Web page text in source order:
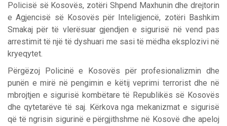
Policisë së Kosovës, zotëri Shpend Maxhunin dhe drejtorin
e Agjencisë së Kosovës për Inteligjencë, zotëri Bashkim
Smakaj për të vlerësuar gjendjen e sigurisë në vend pas
arrestimit të një të dyshuari me sasi të mëdha eksplozivi në
kryeqytet.
Përgëzoj Policinë e Kosovës për profesionalizmin dhe
punën e mirë në pengimin e këtij veprimi terrorist dhe në
mbrojtjen e sigurisë kombëtare të Republikës së Kosovës
dhe qytetarëve të saj. Kërkova nga mekanizmat e sigurisë
që të ngrisin sigurinë e përgjithshme në Kosovë dhe apeloj